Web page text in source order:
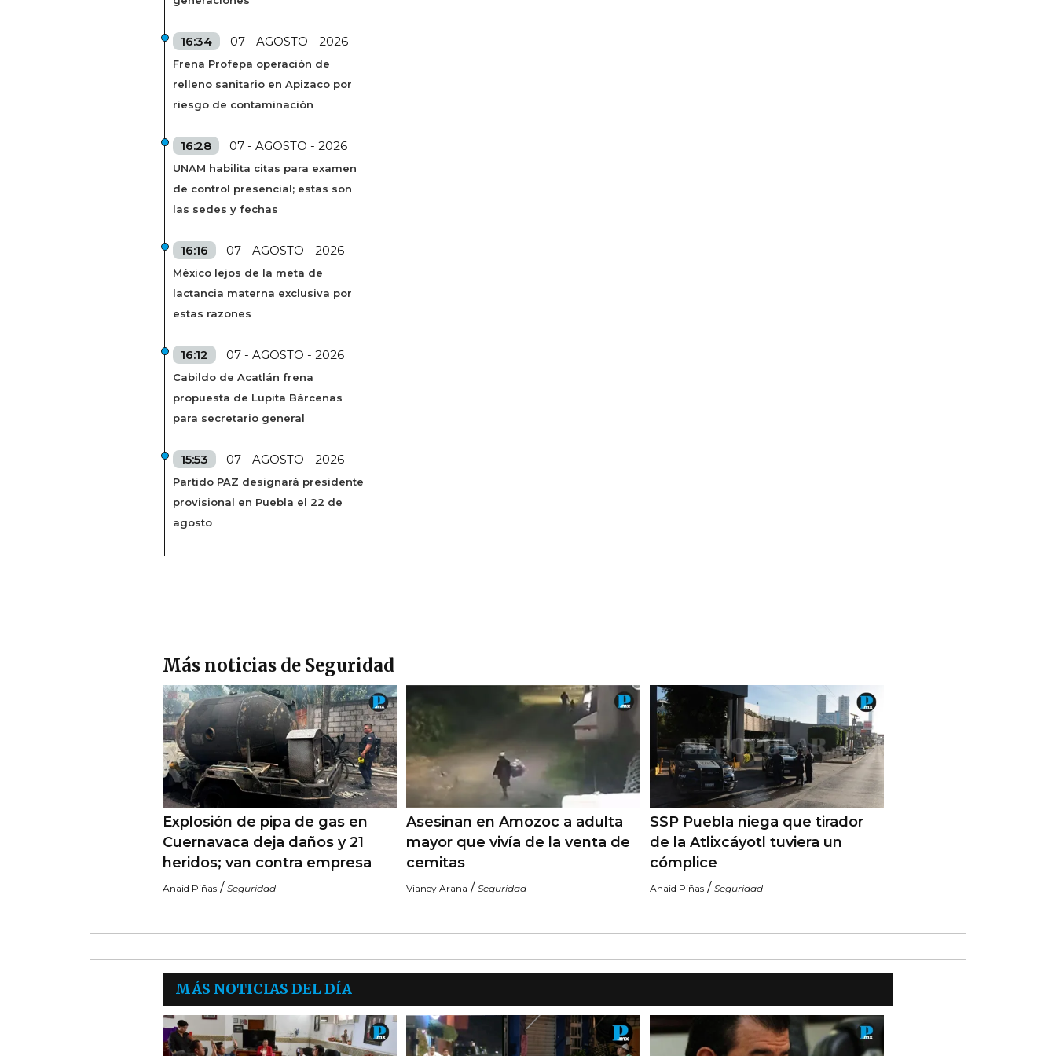
16:34 07 - AGOSTO - 2026
Frena Profepa operación de
relleno sanitario en Apizaco por
riesgo de contaminación
16:28 07 - AGOSTO - 2026
UNAM habilita citas para examen
de control presencial; estas son
las sedes y fechas
16:16 07 - AGOSTO - 2026
México lejos de la meta de
lactancia materna exclusiva por
estas razones
16:12 07 - AGOSTO - 2026
Cabildo de Acatlán frena
propuesta de Lupita Bárcenas
para secretario general
15:53 07 - AGOSTO - 2026
Partido PAZ designará presidente
provisional en Puebla el 22 de
agosto
Más noticias de Seguridad
Explosión de pipa de gas en
Cuernavaca deja daños y 21
heridos; van contra empresa
Anaid Piñas / Seguridad
Asesinan en Amozoc a adulta
mayor que vivía de la venta de
cemitas
Vianey Arana / Seguridad
SSP Puebla niega que tirador
de la Atlixcáyotl tuviera un
cómplice
Anaid Piñas/ Seguridad
MÁS NOTICIAS DEL DÍA